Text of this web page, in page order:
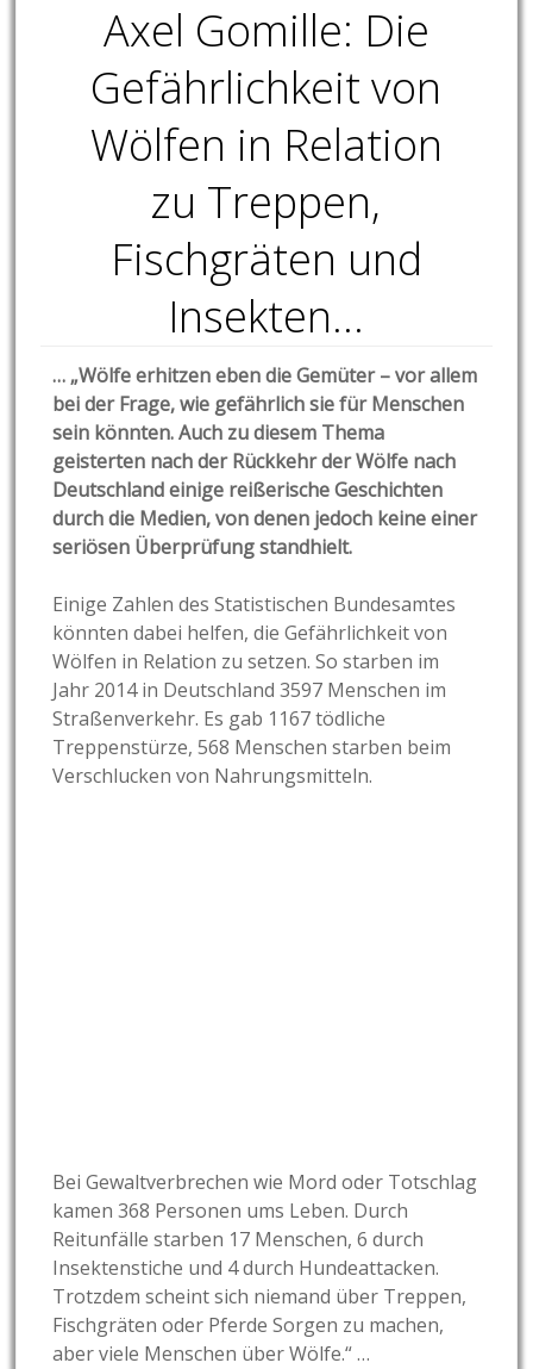
Axel Gomille: Die
Gefährlichkeit von
Wölfen in Relation
zu Treppen,
Fischgräten und
Insekten…
… „Wölfe erhitzen eben die Gemüter – vor allem
bei der Frage, wie gefährlich sie für Menschen
sein könnten. Auch zu diesem Thema
geisterten nach der Rückkehr der Wölfe nach
Deutschland einige reißerische Geschichten
durch die Medien, von denen jedoch keine einer
seriösen Überprüfung standhielt.
Einige Zahlen des Statistischen Bundesamtes
könnten dabei helfen, die Gefährlichkeit von
Wölfen in Relation zu setzen. So starben im
Jahr 2014 in Deutschland 3597 Menschen im
Straßenverkehr. Es gab 1167 tödliche
Treppenstürze, 568 Menschen starben beim
Verschlucken von Nahrungsmitteln.
Bei Gewaltverbrechen wie Mord oder Totschlag
kamen 368 Personen ums Leben. Durch
Reitunfälle starben 17 Menschen, 6 durch
Insektenstiche und 4 durch Hundeattacken.
Trotzdem scheint sich niemand über Treppen,
Fischgräten oder Pferde Sorgen zu machen,
aber viele Menschen über Wölfe.“ …